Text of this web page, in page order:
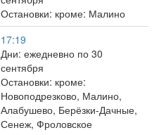
Остановки: кроме: Малино
17:19
Дни: ежедневно по 30
сентября
Остановки: кроме:
Новоподрезково, Малино,
Алабушево, Берёзки-Дачные,
Сенеж, Фроловское